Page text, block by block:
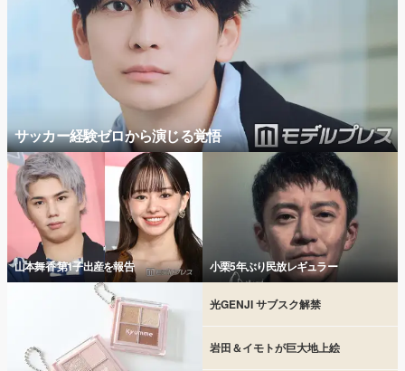
サッカー経験ゼロから演じる覚悟
山本舞香 第1子出産を報告 小栗5年ぶり民放レギュラー
光GENJI サブスク解禁
岩田＆イモトが巨大地上絵